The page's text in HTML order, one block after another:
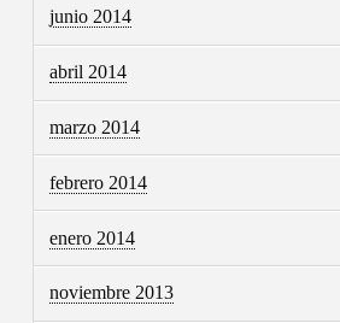
junio 2014
abril 2014
marzo 2014
febrero 2014
enero 2014
noviembre 2013